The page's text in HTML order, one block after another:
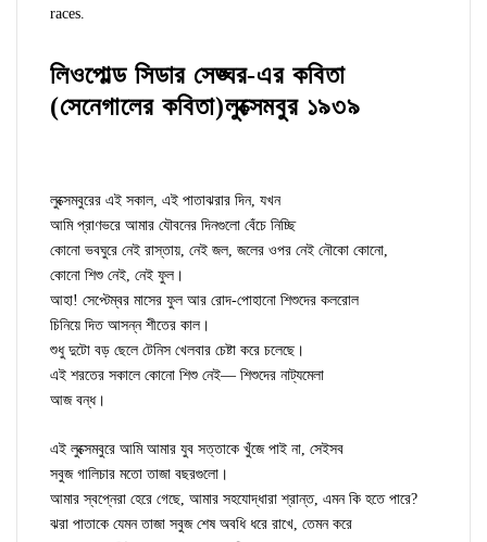
races.
লিওপোল্ড সিডার সেঙ্ঘর-এর কবিতা
(সেনেগালের কবিতা)লুক্সেমবুর ১৯৩৯
লুক্সেমবুরের এই সকাল, এই পাতাঝরার দিন, যখন
আমি প্রাণভরে আমার যৌবনের দিনগুলো বেঁচে নিচ্ছি
কোনো ভবঘুরে নেই রাস্তায়, নেই জল, জলের ওপর নেই নৌকো কোনো,
কোনো শিশু নেই, নেই ফুল।
আহা! সেপ্টেম্বর মাসের ফুল আর রোদ-পোহানো শিশুদের কলরোল
চিনিয়ে দিত আসন্ন শীতের কাল।
শুধু দুটো বড় ছেলে টেনিস খেলবার চেষ্টা করে চলেছে।
এই শরতের সকালে কোনো শিশু নেই— শিশুদের নাট্যমেলা
আজ বন্ধ।
এই লুক্সেমবুরে আমি আমার যুব সত্তাকে খুঁজে পাই না, সেইসব
সবুজ গালিচার মতো তাজা বছরগুলো।
আমার স্বপ্নেরা হেরে গেছে, আমার সহযোদ্ধারা শ্রান্ত, এমন কি হতে পারে?
ঝরা পাতাকে যেমন তাজা সবুজ শেষ অবধি ধরে রাখে, তেমন করে